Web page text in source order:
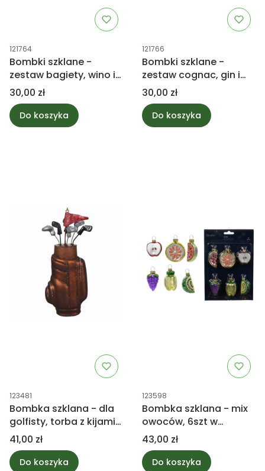
Kod produktu
121764
Bombki szklane -
zestaw bagiety, wino i
croissant
Cena
30,00 zł
Do koszyka
Kod produktu
121766
Bombki szklane -
zestaw cognac, gin i
whiskey
Cena
30,00 zł
Do koszyka
Kod produktu
123481
Bombka szklana - dla
golfisty, torba z kijami
do golfa
Cena
41,00 zł
Do koszyka
Kod produktu
123598
Bombka szklana - mix
owoców, 6szt w
zestawie
Cena
43,00 zł
Do koszyka